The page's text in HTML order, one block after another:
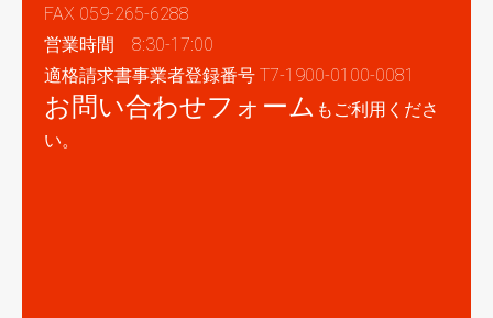
FAX 059-265-6288
営業時間 8:30-17:00
適格請求書事業者登録番号 T7-1900-0100-0081
お問い合わせフォーム もご利用くださ
い。